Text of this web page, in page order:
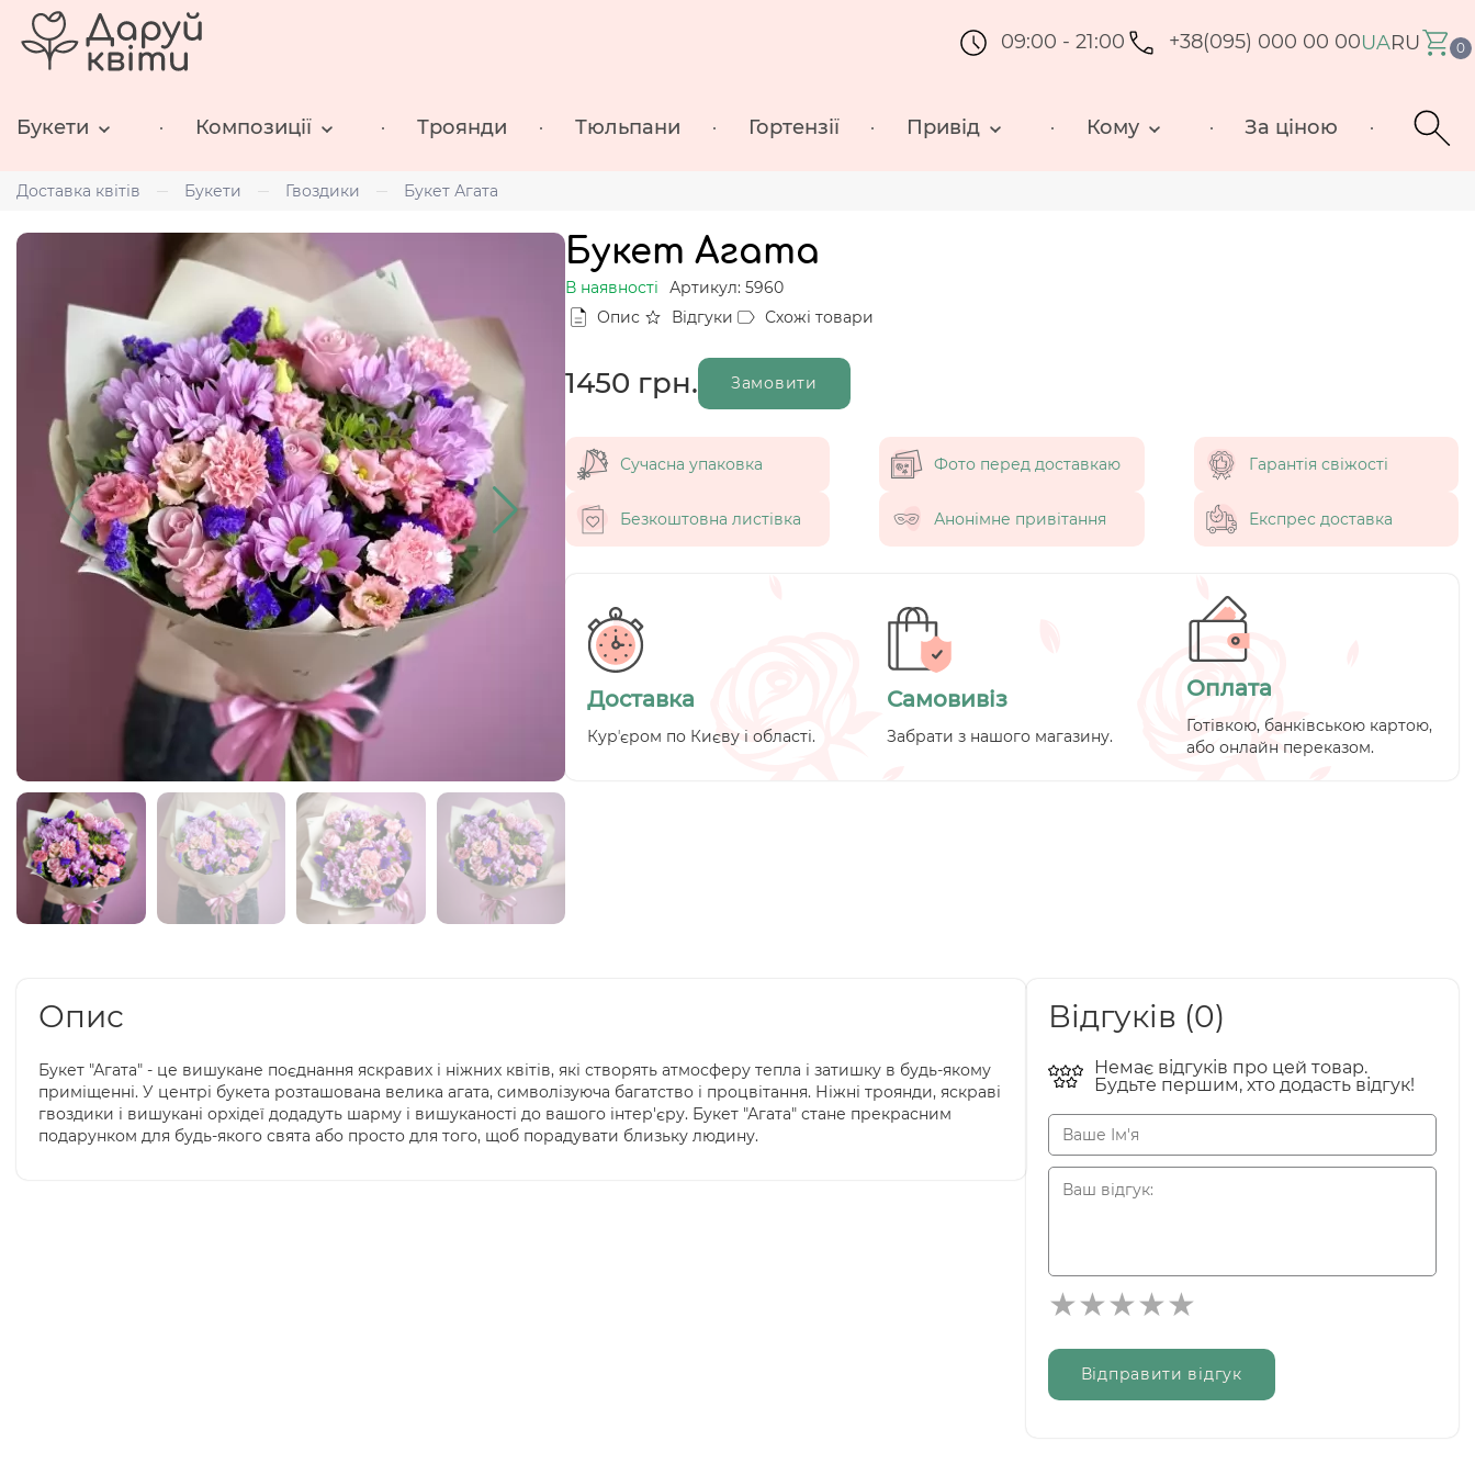
09:00 - 21:00 +38(095) 000 00 00UARU 0
Букети Композиції Троянди Тюльпани Гортензії Привід Кому За ціною
Доставка квітів Букети Гвоздики Букет Агата
Букет Агата
В наявності
Артикул: 5960
Опис
Відгуки Схожі товари
1450 грн. Замовити
Сучасна упаковка Фото перед доставкаю Гарантія свіжості
Безкоштовна листівка Анонімне привітання Експрес доставка
Доставка
Курʼєром по Києву і області.
Самовивіз
Забрати з нашого магазину.
Оплата
Готівкою, банківською картою,
або онлайн переказом.
Опис
Букет "Агата" - це вишукане поєднання яскравих і ніжних квітів, які створять атмосферу тепла і затишку в будь-якому
приміщенні. У центрі букета розташована велика агата, символізуюча багатство і процвітання. Ніжні троянди, яскраві
гвоздики і вишукані орхідеї додадуть шарму і вишуканості до вашого інтер'єру. Букет "Агата" стане прекрасним
подарунком для будь-якого свята або просто для того, щоб порадувати близьку людину.
Відгуків (0)
Немає відгуків про цей товар.
Будьте першим, хто додасть відгук!
Відправити відгук